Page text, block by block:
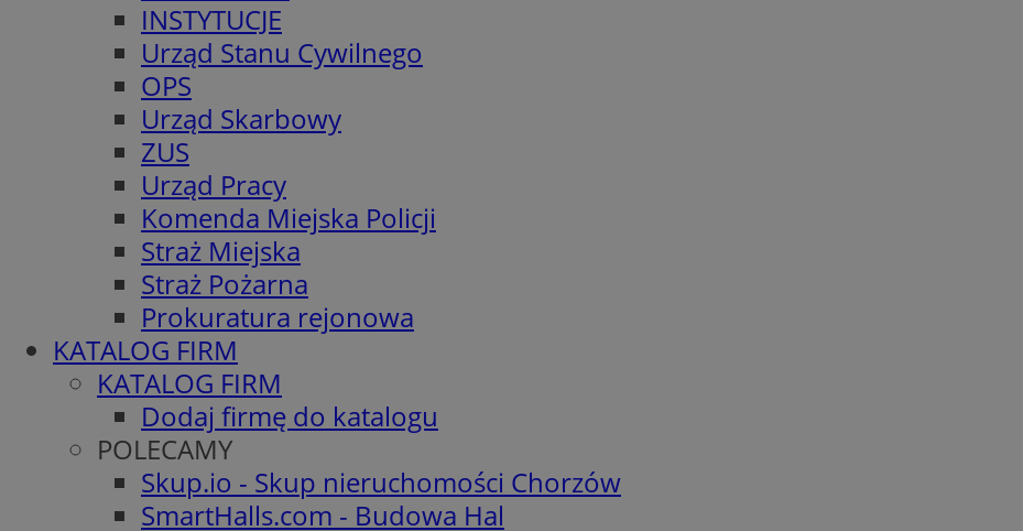
INSTYTUCJE
Urząd Stanu Cywilnego
OPS
Urząd Skarbowy
ZUS
Urząd Pracy
Komenda Miejska Policji
Straż Miejska
Straż Pożarna
Prokuratura rejonowa
KATALOG FIRM
KATALOG FIRM
Dodaj firmę do katalogu
POLECAMY
Skup.io - Skup nieruchomości Chorzów
SmartHalls.com - Budowa Hal